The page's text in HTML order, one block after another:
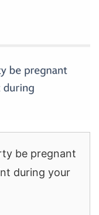
be pregnant
during your